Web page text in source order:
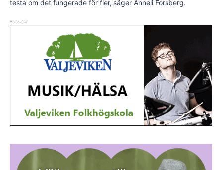
testa om det fungerade för fler, säger Anneli Forsberg.
ANNONS